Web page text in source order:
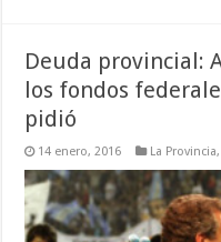
Deuda provincial:
los fondos
pidió
14 enero, 2016 La Provincia,